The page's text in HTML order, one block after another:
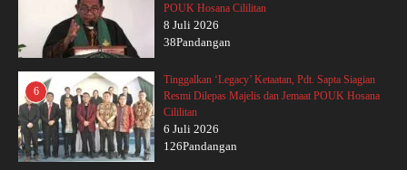
POUK Hosana Cililitan
8 Juli 2026
38Pandangan
6
Tinggalkan ‘Legacy’ Ketaatan, Pdt. Sapta Siagian
Resmi Dilepas Majelis dan Jemaat POUK Hosana
Cililitan
6 Juli 2026
126Pandangan